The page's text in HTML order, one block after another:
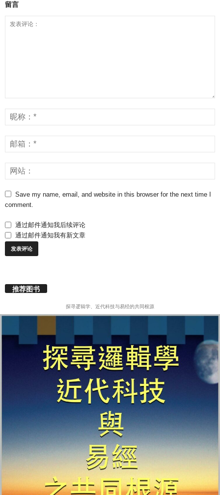
留言
Save my name, email, and website in this browser for the next time I
comment.
通过邮件通知我后续评论
通过邮件通知我有新文章
推荐图书
探寻逻辑学、近代科技与易经的共同根源